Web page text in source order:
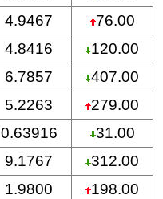
4.9467
76.00
4.8416
120.00
6.7857
407.00
5.2263
279.00
0.63916
31.00
9.1767
312.00
1.9800
198.00